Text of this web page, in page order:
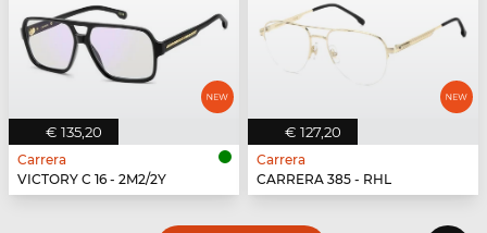
€ 135,20
Carrera
VICTORY C 16 - 2M2/2Y
€ 127,20
Carrera
CARRERA 385 - RHL